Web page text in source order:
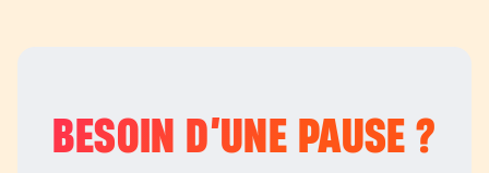
BESOIN D’UNE PAUSE ?